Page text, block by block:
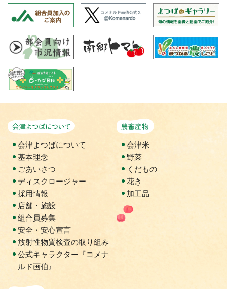
会津よつばについて
会津よつばについて
基本理念
ごあいさつ
ディスクロージャー
採用情報
店舗・施設
組合員募集
安全・安心宣言
放射性物質検査の取り組み
公式キャラクター『コメナ
ルド画伯』
会津米
野菜
くだもの
花き
加工品